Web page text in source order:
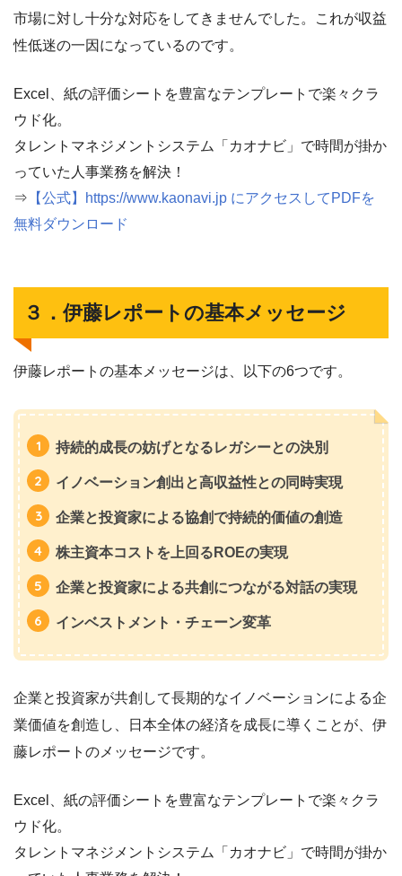
市場に対し十分な対応をしてきませんでした。これが収益
性低迷の一因になっているのです。
Excel、紙の評価シートを豊富なテンプレートで楽々クラ
ウド化。
タレントマネジメントシステム「カオナビ」で時間が掛か
っていた人事業務を解決！
⇒ 【公式】https://www.kaonavi.jp にアクセスしてPDFを
無料ダウンロード
３．伊藤レポートの基本メッセージ
伊藤レポートの基本メッセージは、以下の6つです。
持続的成長の妨げとなるレガシーとの決別
イノベーション創出と高収益性との同時実現
企業と投資家による協創で持続的価値の創造
株主資本コストを上回るROEの実現
企業と投資家による共創につながる対話の実現
インベストメント・チェーン変革
企業と投資家が共創して長期的なイノベーションによる企
業価値を創造し、日本全体の経済を成長に導くことが、伊
藤レポートのメッセージです。
Excel、紙の評価シートを豊富なテンプレートで楽々クラ
ウド化。
タレントマネジメントシステム「カオナビ」で時間が掛か